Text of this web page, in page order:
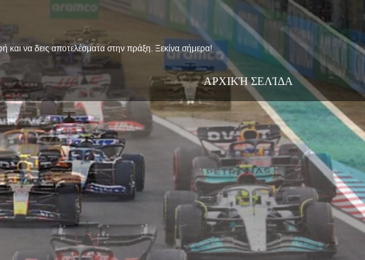
και να δεις αποτελέσματα στην πράξη. Ξεκίνα σήμερα!
ΑΡΧΙΚΉ ΣΕΛΊΔΑ